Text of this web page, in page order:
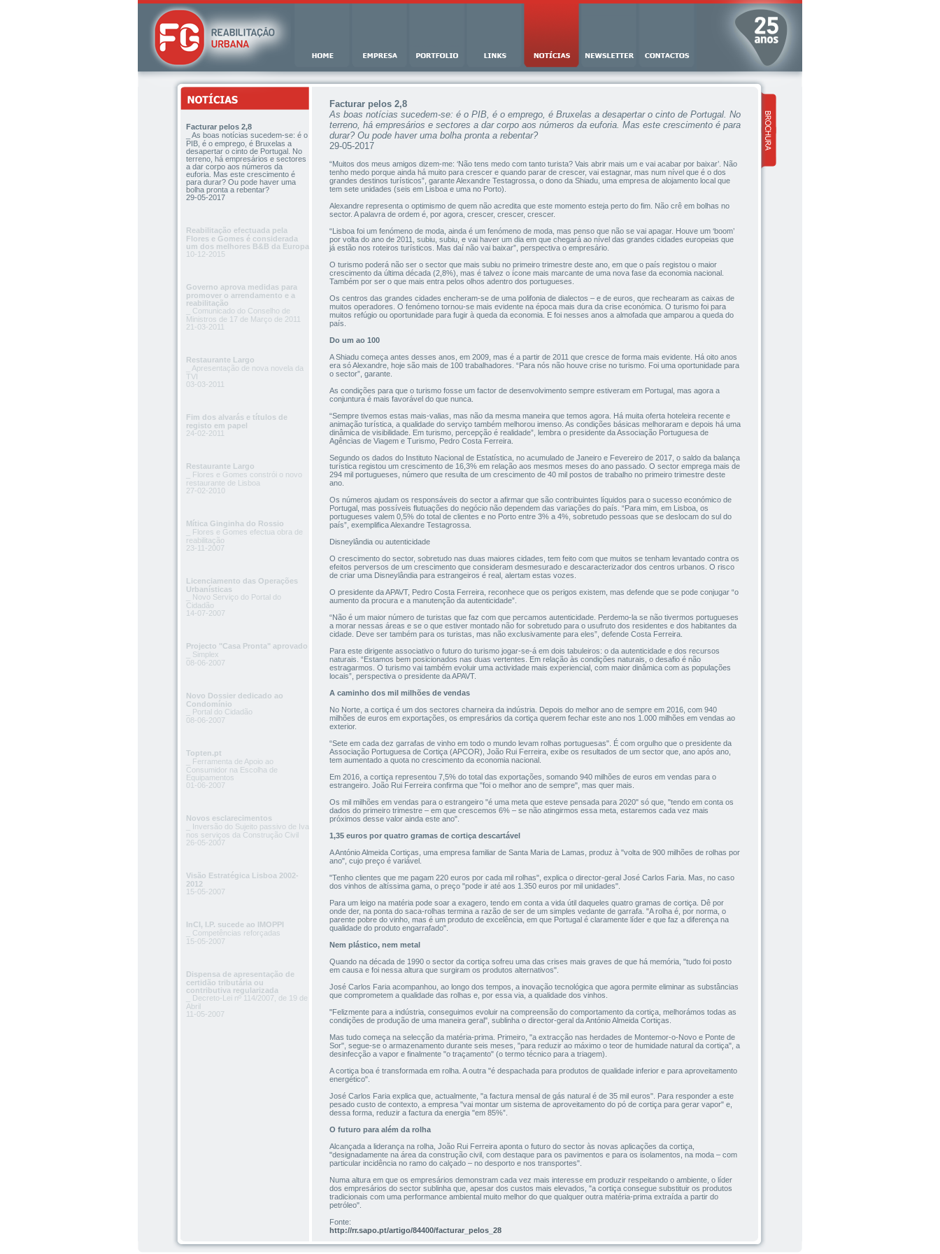
Facturar pelos 2,8
_ As boas notícias sucedem-se: é o
PIB, é o emprego, é Bruxelas a
desapertar o cinto de Portugal. No
terreno, há empresários e sectores
a dar corpo aos números da
euforia. Mas este crescimento é
para durar? Ou pode haver uma
bolha pronta a rebentar?
29-05-2017
Reabilitação efectuada pela
Flores e Gomes é considerada
um dos melhores B&B da Europa
10-12-2015
Governo aprova medidas para
promover o arrendamento e a
reabilitação
_ Comunicado do Conselho de
Ministros de 17 de Março de 2011
21-03-2011
Restaurante Largo
_ Apresentação de nova novela da
TVI
03-03-2011
Fim dos alvarás e títulos de
registo em papel
24-02-2011
Restaurante Largo
_ Flores e Gomes constrói o novo
restaurante de Lisboa
27-02-2010
Mítica Ginginha do Rossio
_ Flores e Gomes efectua obra de
reabilitação
23-11-2007
Licenciamento das Operações
Urbanísticas
_ Novo Serviço do Portal do
Cidadão
14-07-2007
Projecto "Casa Pronta" aprovado
_ Simplex
08-06-2007
Novo Dossier dedicado ao
Condomínio
_ Portal do Cidadão
08-06-2007
Topten.pt
_ Ferramenta de Apoio ao
Consumidor na Escolha de
Equipamentos
01-06-2007
Novos esclarecimentos
_ Inversão do Sujeito passivo de Iva
nos serviços da Construção Civil
26-05-2007
Visão Estratégica Lisboa 2002-
2012
15-05-2007
InCI, I.P. sucede ao IMOPPI
_ Competências reforçadas
15-05-2007
Dispensa de apresentação de
certidão tributária ou
contributiva regularizada
_ Decreto-Lei nº 114/2007, de 19 de
Abril
11-05-2007
Facturar pelos 2,8
As boas notícias sucedem-se: é o PIB, é o emprego, é Bruxelas a desapertar o cinto de Portugal. No
terreno, há empresários e sectores a dar corpo aos números da euforia. Mas este crescimento é para
durar? Ou pode haver uma bolha pronta a rebentar?
29-05-2017
“Muitos dos meus amigos dizem-me: ‘Não tens medo com tanto turista? Vais abrir mais um e vai acabar por baixar’. Não
tenho medo porque ainda há muito para crescer e quando parar de crescer, vai estagnar, mas num nível que é o dos
grandes destinos turísticos”, garante Alexandre Testagrossa, o dono da Shiadu, uma empresa de alojamento local que
tem sete unidades (seis em Lisboa e uma no Porto).
Alexandre representa o optimismo de quem não acredita que este momento esteja perto do fim. Não crê em bolhas no
sector. A palavra de ordem é, por agora, crescer, crescer, crescer.
“Lisboa foi um fenómeno de moda, ainda é um fenómeno de moda, mas penso que não se vai apagar. Houve um ‘boom’
por volta do ano de 2011, subiu, subiu, e vai haver um dia em que chegará ao nível das grandes cidades europeias que
já estão nos roteiros turísticos. Mas daí não vai baixar”, perspectiva o empresário.
O turismo poderá não ser o sector que mais subiu no primeiro trimestre deste ano, em que o país registou o maior
crescimento da última década (2,8%), mas é talvez o ícone mais marcante de uma nova fase da economia nacional.
Também por ser o que mais entra pelos olhos adentro dos portugueses.
Os centros das grandes cidades encheram-se de uma polifonia de dialectos – e de euros, que rechearam as caixas de
muitos operadores. O fenómeno tornou-se mais evidente na época mais dura da crise económica. O turismo foi para
muitos refúgio ou oportunidade para fugir à queda da economia. E foi nesses anos a almofada que amparou a queda do
país.
Do um ao 100
A Shiadu começa antes desses anos, em 2009, mas é a partir de 2011 que cresce de forma mais evidente. Há oito anos
era só Alexandre, hoje são mais de 100 trabalhadores. “Para nós não houve crise no turismo. Foi uma oportunidade para
o sector”, garante.
As condições para que o turismo fosse um factor de desenvolvimento sempre estiveram em Portugal, mas agora a
conjuntura é mais favorável do que nunca.
“Sempre tivemos estas mais-valias, mas não da mesma maneira que temos agora. Há muita oferta hoteleira recente e
animação turística, a qualidade do serviço também melhorou imenso. As condições básicas melhoraram e depois há uma
dinâmica de visibilidade. Em turismo, percepção é realidade”, lembra o presidente da Associação Portuguesa de
Agências de Viagem e Turismo, Pedro Costa Ferreira.
Segundo os dados do Instituto Nacional de Estatística, no acumulado de Janeiro e Fevereiro de 2017, o saldo da balança
turística registou um crescimento de 16,3% em relação aos mesmos meses do ano passado. O sector emprega mais de
294 mil portugueses, número que resulta de um crescimento de 40 mil postos de trabalho no primeiro trimestre deste
ano.
Os números ajudam os responsáveis do sector a afirmar que são contribuintes líquidos para o sucesso económico de
Portugal, mas possíveis flutuações do negócio não dependem das variações do país. “Para mim, em Lisboa, os
portugueses valem 0,5% do total de clientes e no Porto entre 3% a 4%, sobretudo pessoas que se deslocam do sul do
país”, exemplifica Alexandre Testagrossa.
Disneylândia ou autenticidade
O crescimento do sector, sobretudo nas duas maiores cidades, tem feito com que muitos se tenham levantado contra os
efeitos perversos de um crescimento que consideram desmesurado e descaracterizador dos centros urbanos. O risco
de criar uma Disneylândia para estrangeiros é real, alertam estas vozes.
O presidente da APAVT, Pedro Costa Ferreira, reconhece que os perigos existem, mas defende que se pode conjugar “o
aumento da procura e a manutenção da autenticidade”.
“Não é um maior número de turistas que faz com que percamos autenticidade. Perdemo-la se não tivermos portugueses
a morar nessas áreas e se o que estiver montado não for sobretudo para o usufruto dos residentes e dos habitantes da
cidade. Deve ser também para os turistas, mas não exclusivamente para eles”, defende Costa Ferreira.
Para este dirigente associativo o futuro do turismo jogar-se-á em dois tabuleiros: o da autenticidade e dos recursos
naturais. “Estamos bem posicionados nas duas vertentes. Em relação às condições naturais, o desafio é não
estragarmos. O turismo vai também evoluir uma actividade mais experiencial, com maior dinâmica com as populações
locais”, perspectiva o presidente da APAVT.
A caminho dos mil milhões de vendas
No Norte, a cortiça é um dos sectores charneira da indústria. Depois do melhor ano de sempre em 2016, com 940
milhões de euros em exportações, os empresários da cortiça querem fechar este ano nos 1.000 milhões em vendas ao
exterior.
“Sete em cada dez garrafas de vinho em todo o mundo levam rolhas portuguesas". É com orgulho que o presidente da
Associação Portuguesa de Cortiça (APCOR), João Rui Ferreira, exibe os resultados de um sector que, ano após ano,
tem aumentado a quota no crescimento da economia nacional.
Em 2016, a cortiça representou 7,5% do total das exportações, somando 940 milhões de euros em vendas para o
estrangeiro. João Rui Ferreira confirma que "foi o melhor ano de sempre", mas quer mais.
Os mil milhões em vendas para o estrangeiro "é uma meta que esteve pensada para 2020" só que, "tendo em conta os
dados do primeiro trimestre – em que crescemos 6% – se não atingirmos essa meta, estaremos cada vez mais
próximos desse valor ainda este ano".
1,35 euros por quatro gramas de cortiça descartável
A António Almeida Cortiças, uma empresa familiar de Santa Maria de Lamas, produz à "volta de 900 milhões de rolhas por
ano", cujo preço é variável.
"Tenho clientes que me pagam 220 euros por cada mil rolhas", explica o director-geral José Carlos Faria. Mas, no caso
dos vinhos de altíssima gama, o preço "pode ir até aos 1.350 euros por mil unidades".
Para um leigo na matéria pode soar a exagero, tendo em conta a vida útil daqueles quatro gramas de cortiça. Dê por
onde der, na ponta do saca-rolhas termina a razão de ser de um simples vedante de garrafa. "A rolha é, por norma, o
parente pobre do vinho, mas é um produto de excelência, em que Portugal é claramente líder e que faz a diferença na
qualidade do produto engarrafado".
Nem plástico, nem metal
Quando na década de 1990 o sector da cortiça sofreu uma das crises mais graves de que há memória, "tudo foi posto
em causa e foi nessa altura que surgiram os produtos alternativos".
José Carlos Faria acompanhou, ao longo dos tempos, a inovação tecnológica que agora permite eliminar as substâncias
que comprometem a qualidade das rolhas e, por essa via, a qualidade dos vinhos.
"Felizmente para a indústria, conseguimos evoluir na compreensão do comportamento da cortiça, melhorámos todas as
condições de produção de uma maneira geral", sublinha o director-geral da António Almeida Cortiças.
Mas tudo começa na selecção da matéria-prima. Primeiro, "a extracção nas herdades de Montemor-o-Novo e Ponte de
Sor", segue-se o armazenamento durante seis meses, "para reduzir ao máximo o teor de humidade natural da cortiça", a
desinfecção a vapor e finalmente "o traçamento" (o termo técnico para a triagem).
A cortiça boa é transformada em rolha. A outra "é despachada para produtos de qualidade inferior e para aproveitamento
energético".
José Carlos Faria explica que, actualmente, "a factura mensal de gás natural é de 35 mil euros". Para responder a este
pesado custo de contexto, a empresa "vai montar um sistema de aproveitamento do pó de cortiça para gerar vapor" e,
dessa forma, reduzir a factura da energia "em 85%”.
O futuro para além da rolha
Alcançada a liderança na rolha, João Rui Ferreira aponta o futuro do sector às novas aplicações da cortiça,
"designadamente na área da construção civil, com destaque para os pavimentos e para os isolamentos, na moda – com
particular incidência no ramo do calçado – no desporto e nos transportes".
Numa altura em que os empresários demonstram cada vez mais interesse em produzir respeitando o ambiente, o líder
dos empresários do sector sublinha que, apesar dos custos mais elevados, "a cortiça consegue substituir os produtos
tradicionais com uma performance ambiental muito melhor do que qualquer outra matéria-prima extraída a partir do
petróleo".
Fonte:
http://rr.sapo.pt/artigo/84400/facturar_pelos_28